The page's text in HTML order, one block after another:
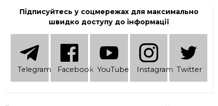
Підписуйтесь у соцмережах для максимально
швидко доступу до інформації
Telеgram Facebook YouTube Instagram Twitter